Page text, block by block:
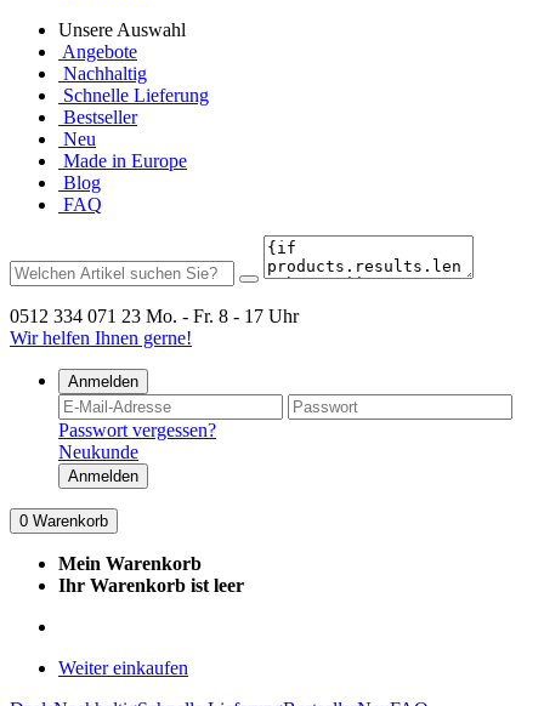
Unsere Auswahl
Angebote
Nachhaltig
Schnelle Lieferung
Bestseller
Neu
Made in Europe
Blog
FAQ
0512 334 071 23 Mo. - Fr. 8 - 17 Uhr
Wir helfen Ihnen gerne!
Anmelden
Passwort vergessen?
Neukunde
Anmelden
0 Warenkorb
Mein Warenkorb
Ihr Warenkorb ist leer
Weiter einkaufen